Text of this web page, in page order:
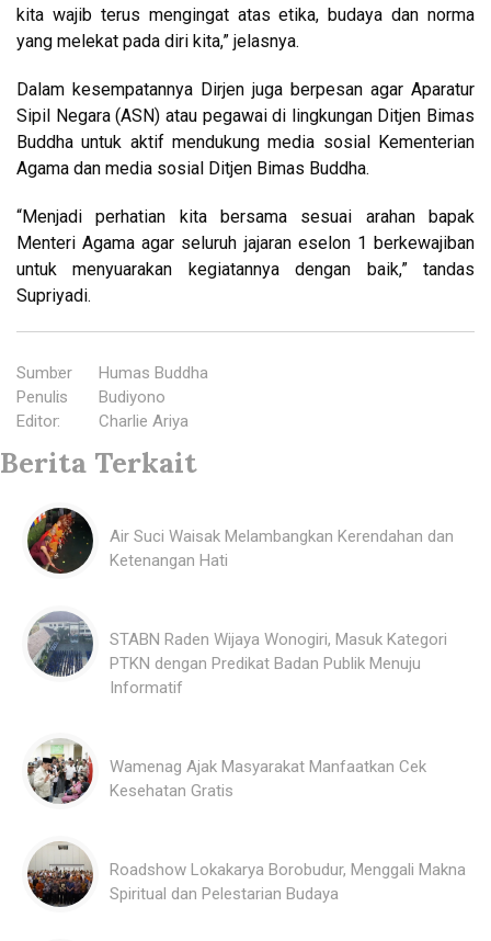
kita wajib terus mengingat atas etika, budaya dan norma
yang melekat pada diri kita,” jelasnya.
Dalam kesempatannya Dirjen juga berpesan agar Aparatur
Sipil Negara (ASN) atau pegawai di lingkungan Ditjen Bimas
Buddha untuk aktif mendukung media sosial Kementerian
Agama dan media sosial Ditjen Bimas Buddha.
“Menjadi perhatian kita bersama sesuai arahan bapak
Menteri Agama agar seluruh jajaran eselon 1 berkewajiban
untuk menyuarakan kegiatannya dengan baik,” tandas
Supriyadi.
Sumber
:
Humas Buddha
Penulis
:
Budiyono
Editor: Charlie Ariya
Berita Terkait
Air Suci Waisak Melambangkan Kerendahan dan
Ketenangan Hati
STABN Raden Wijaya Wonogiri, Masuk Kategori
PTKN dengan Predikat Badan Publik Menuju
Informatif
Wamenag Ajak Masyarakat Manfaatkan Cek
Kesehatan Gratis
Roadshow Lokakarya Borobudur, Menggali Makna
Spiritual dan Pelestarian Budaya